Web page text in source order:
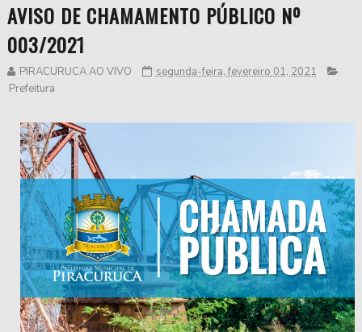
AVISO DE CHAMAMENTO PÚBLICO Nº
003/2021
PIRACURUCA AO VIVO
segunda-feira, fevereiro 01, 2021
Prefeitura